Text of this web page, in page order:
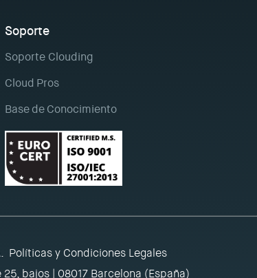
Soporte
Soporte Clouding
Cloud Pros
Base de Conocimiento
Políticas y Condiciones Legales
bajos | 08017 Barcelona (España)